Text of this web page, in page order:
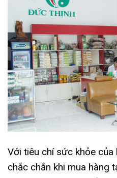
Với tiêu chí sức khỏe của
chắc chắn khi mua hàng